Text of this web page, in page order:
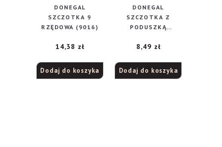
DONEGAL
SZCZOTKA 9
RZĘDOWA (9016)
14,38 zł
Dodaj do koszyka
DONEGAL
SZCZOTKA Z
PODUSZKĄ
(9004)
8,49 zł
Dodaj do koszyka